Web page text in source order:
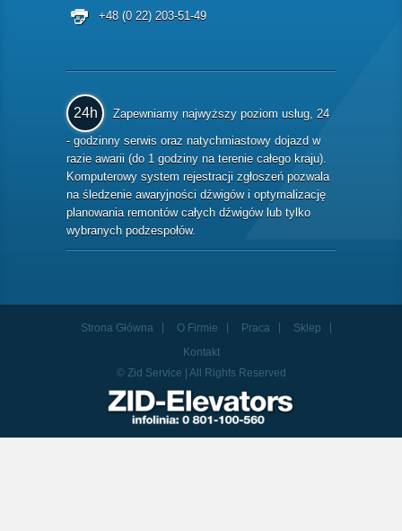
+48 (0 22) 203-51-49
24h
Zapewniamy najwyższy poziom usług, 24
- godzinny serwis oraz natychmiastowy dojazd w
razie awarii (do 1 godziny na terenie całego kraju).
Komputerowy system rejestracji zgłoszeń pozwala
na śledzenie awaryjności dźwigów i optymalizację
planowania remontów całych dźwigów lub tylko
wybranych podzespołów.
Strona Główna O Firmie Praca
Sklep
Kontakt
© Zid Service | All Rights Reserved